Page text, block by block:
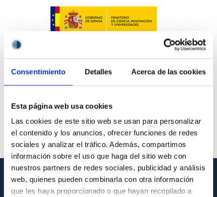
Consentimiento Detalles Acerca de las cookies
Esta página web usa cookies
Las cookies de este sitio web se usan para personalizar
el contenido y los anuncios, ofrecer funciones de redes
sociales y analizar el tráfico. Además, compartimos
información sobre el uso que haga del sitio web con
nuestros partners de redes sociales, publicidad y análisis
web, quienes pueden combinarla con otra información
que les haya proporcionado o que hayan recopilado a
INFORMACIÓN GENERAL